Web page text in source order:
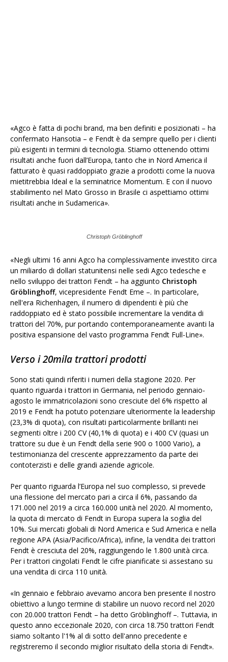
«Agco è fatta di pochi brand, ma ben definiti e posizionati – ha
confermato Hansotia – e Fendt è da sempre quello per i clienti
più esigenti in termini di tecnologia. Stiamo ottenendo ottimi
risultati anche fuori dall’Europa, tanto che in Nord America il
fatturato è quasi raddoppiato grazie a prodotti come la nuova
mietitrebbia Ideal e la seminatrice Momentum. E con il nuovo
stabilimento nel Mato Grosso in Brasile ci aspettiamo ottimi
risultati anche in Sudamerica».
Christoph Gröblinghoff
«Negli ultimi 16 anni Agco ha complessivamente investito circa
un miliardo di dollari statunitensi nelle sedi Agco tedesche e
nello sviluppo dei trattori Fendt – ha aggiunto Christoph
Gröblinghoff, vicepresidente Fendt Eme –. In particolare,
nell'era Richenhagen, il numero di dipendenti è più che
raddoppiato ed è stato possibile incrementare la vendita di
trattori del 70%, pur portando contemporaneamente avanti la
positiva espansione del vasto programma Fendt Full-Line».
Verso i 20mila trattori prodotti
Sono stati quindi riferiti i numeri della stagione 2020. Per
quanto riguarda i trattori in Germania, nel periodo gennaio-
agosto le immatricolazioni sono cresciute del 6% rispetto al
2019 e Fendt ha potuto potenziare ulteriormente la leadership
(23,3% di quota), con risultati particolarmente brillanti nei
segmenti oltre i 200 CV (40,1% di quota) e i 400 CV (quasi un
trattore su due è un Fendt della serie 900 o 1000 Vario), a
testimonianza del crescente apprezzamento da parte dei
contoterzisti e delle grandi aziende agricole.
Per quanto riguarda l’Europa nel suo complesso, si prevede
una flessione del mercato pari a circa il 6%, passando da
171.000 nel 2019 a circa 160.000 unità nel 2020. Al momento,
la quota di mercato di Fendt in Europa supera la soglia del
10%. Sui mercati globali di Nord America e Sud America e nella
regione APA (Asia/Pacifico/Africa), infine, la vendita dei trattori
Fendt è cresciuta del 20%, raggiungendo le 1.800 unità circa.
Per i trattori cingolati Fendt le cifre pianificate si assestano su
una vendita di circa 110 unità.
«In gennaio e febbraio avevamo ancora ben presente il nostro
obiettivo a lungo termine di stabilire un nuovo record nel 2020
con 20.000 trattori Fendt – ha detto Gröblinghoff –. Tuttavia, in
questo anno eccezionale 2020, con circa 18.750 trattori Fendt
siamo soltanto l'1% al di sotto dell'anno precedente e
registreremo il secondo miglior risultato della storia di Fendt».